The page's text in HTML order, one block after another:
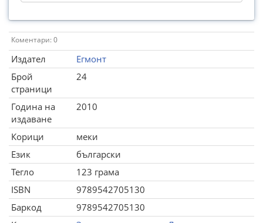
Коментари: 0
Издател
Егмонт
Брой
страници
24
Година на
издаване
2010
Корици
меки
Език
български
Тегло
123 грама
ISBN
9789542705130
Баркод
9789542705130